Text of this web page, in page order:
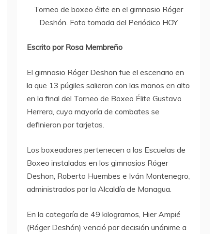
Torneo de boxeo élite en el gimnasio Róger
Deshón. Foto tomada del Periódico HOY
Escrito por Rosa Membreño
El gimnasio Róger Deshon fue el escenario en
la que 13 púgiles salieron con las manos en alto
en la final del Torneo de Boxeo Élite Gustavo
Herrera, cuya mayoría de combates se
definieron por tarjetas.
Los boxeadores pertenecen a las Escuelas de
Boxeo instaladas en los gimnasios Róger
Deshon, Roberto Huembes e Iván Montenegro,
administrados por la Alcaldía de Managua.
En la categoría de 49 kilogramos, Hier Ampié
(Róger Deshón) venció por decisión unánime a